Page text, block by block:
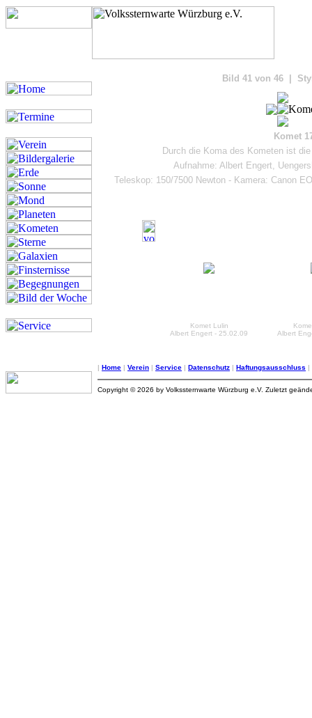
Bild 41 von 46 |
Komet
Durch die Koma des Kometen ist
Aufnahme: Albert Engert,
Teleskop: 150/7500 Newton - Kamera: Canon
Komet Lulin
Albert Engert - 25.02.09
Albert
| Home | Verein | Service | Datenschutz | Haftungsausschluss |
Copyright © 2026 by Volkssternwarte Würzburg e.V. Zuletzt